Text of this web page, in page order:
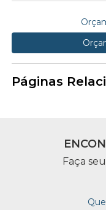
Páginas
Faça